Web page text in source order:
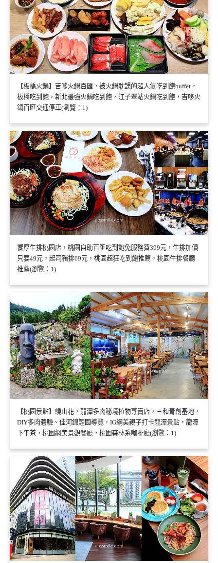
【板橋火鍋】吉哆火鍋百匯，被火鍋耽誤的超人氣吃到飽buffet，
板橋吃到飽，新北最強火鍋吃到飽，江子翠站火鍋吃到飽，吉哆火
鍋百匯交通停車(瀏覽：1)
饗厚牛排桃園店，桃園自助百匯吃到飽免服務費399元，牛排加價
只要49元，起司豬排69元，桃園超狂吃到飽推薦，桃園牛排餐廳
推薦(瀏覽：1)
【桃園景點】繞山花，龍潭多肉秘境植物專賣店，三和青創基地，
DIY多肉體驗、佳河錦鯉園導覽，IG網美親子打卡龍潭景點，龍潭
下午茶，桃園網美景觀餐廳，桃園森林系咖啡廳(瀏覽：1)